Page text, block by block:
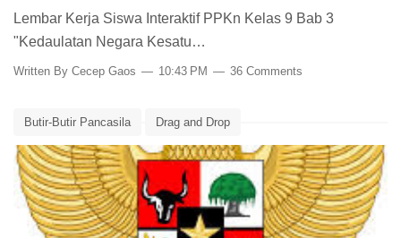
Lembar Kerja Siswa Interaktif PPKn Kelas 9 Bab 3
"Kedaulatan Negara Kesatu…
Written By Cecep Gaos 10:43 PM 36 Comments
Butir-Butir Pancasila Drag and Drop
Lambang-Lambang Pancasila Lembar Kerja PPKn
Lembar Kerja Siswa Lembar Kerja Siswa Interaktif
Media Pembelajaran PPKn